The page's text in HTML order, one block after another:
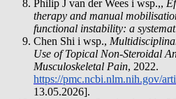
Philip J van der Wees i wsp.,,
therapy and manual
functional instability: a
Chen Shi i wsp.,
Use of Topical Non-Steroidal
Musculoskeletal Pain, 2022.
https://pmc.ncbi.nlm.nih.gov/
13.05.2026].